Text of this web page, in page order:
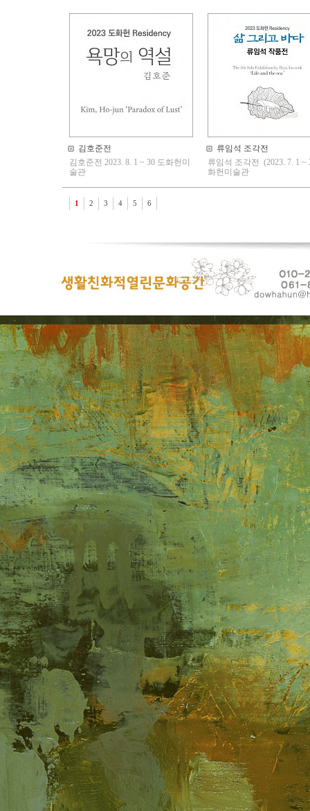
김호준전
김호준전 2023. 8. 1 ~ 30 도화헌미
술관
류임석 조각전
류임석 조각전 (2023. 7. 1 ~
화헌미술관
1 2 3 4 5 6